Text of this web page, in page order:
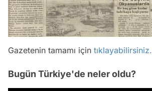
Gazetenin tamamı için tıklayabilirsiniz.
Bugün Türkiye'de neler oldu?